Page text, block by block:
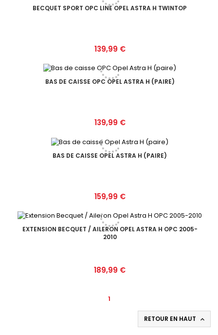
BECQUET SPORT OPC LINE OPEL ASTRA H TWINTOP
Prix
139,99 €
BAS DE CAISSE OPC OPEL ASTRA H (PAIRE)
Prix
139,99 €
BAS DE CAISSE OPEL ASTRA H (PAIRE)
Prix
159,99 €
EXTENSION BECQUET / AILERON OPEL ASTRA H OPC 2005-
2010
Prix
189,99 €
1
RETOUR EN HAUT 